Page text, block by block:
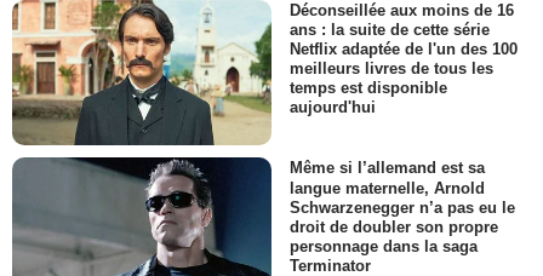
Déconseillée aux moins de 16
ans : la suite de cette série
Netflix adaptée de l'un des 100
meilleurs livres de tous les
temps est disponible
aujourd'hui
Même si l’allemand est sa
langue maternelle, Arnold
Schwarzenegger n’a pas eu le
droit de doubler son propre
personnage dans la saga
Terminator